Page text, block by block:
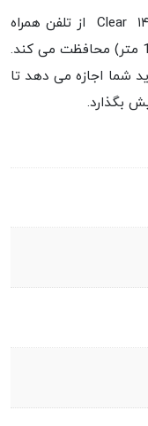
قاب شفاف زگ مناسب برای آیفون ۱۳ و ۱۴ Clear از تلفن همراه
شما در برابر افتادن تا ارتفاع 4.2 فوت (1.5 متر) محافظت می کند.
شما اجازه می دهد تا
بگذارد.